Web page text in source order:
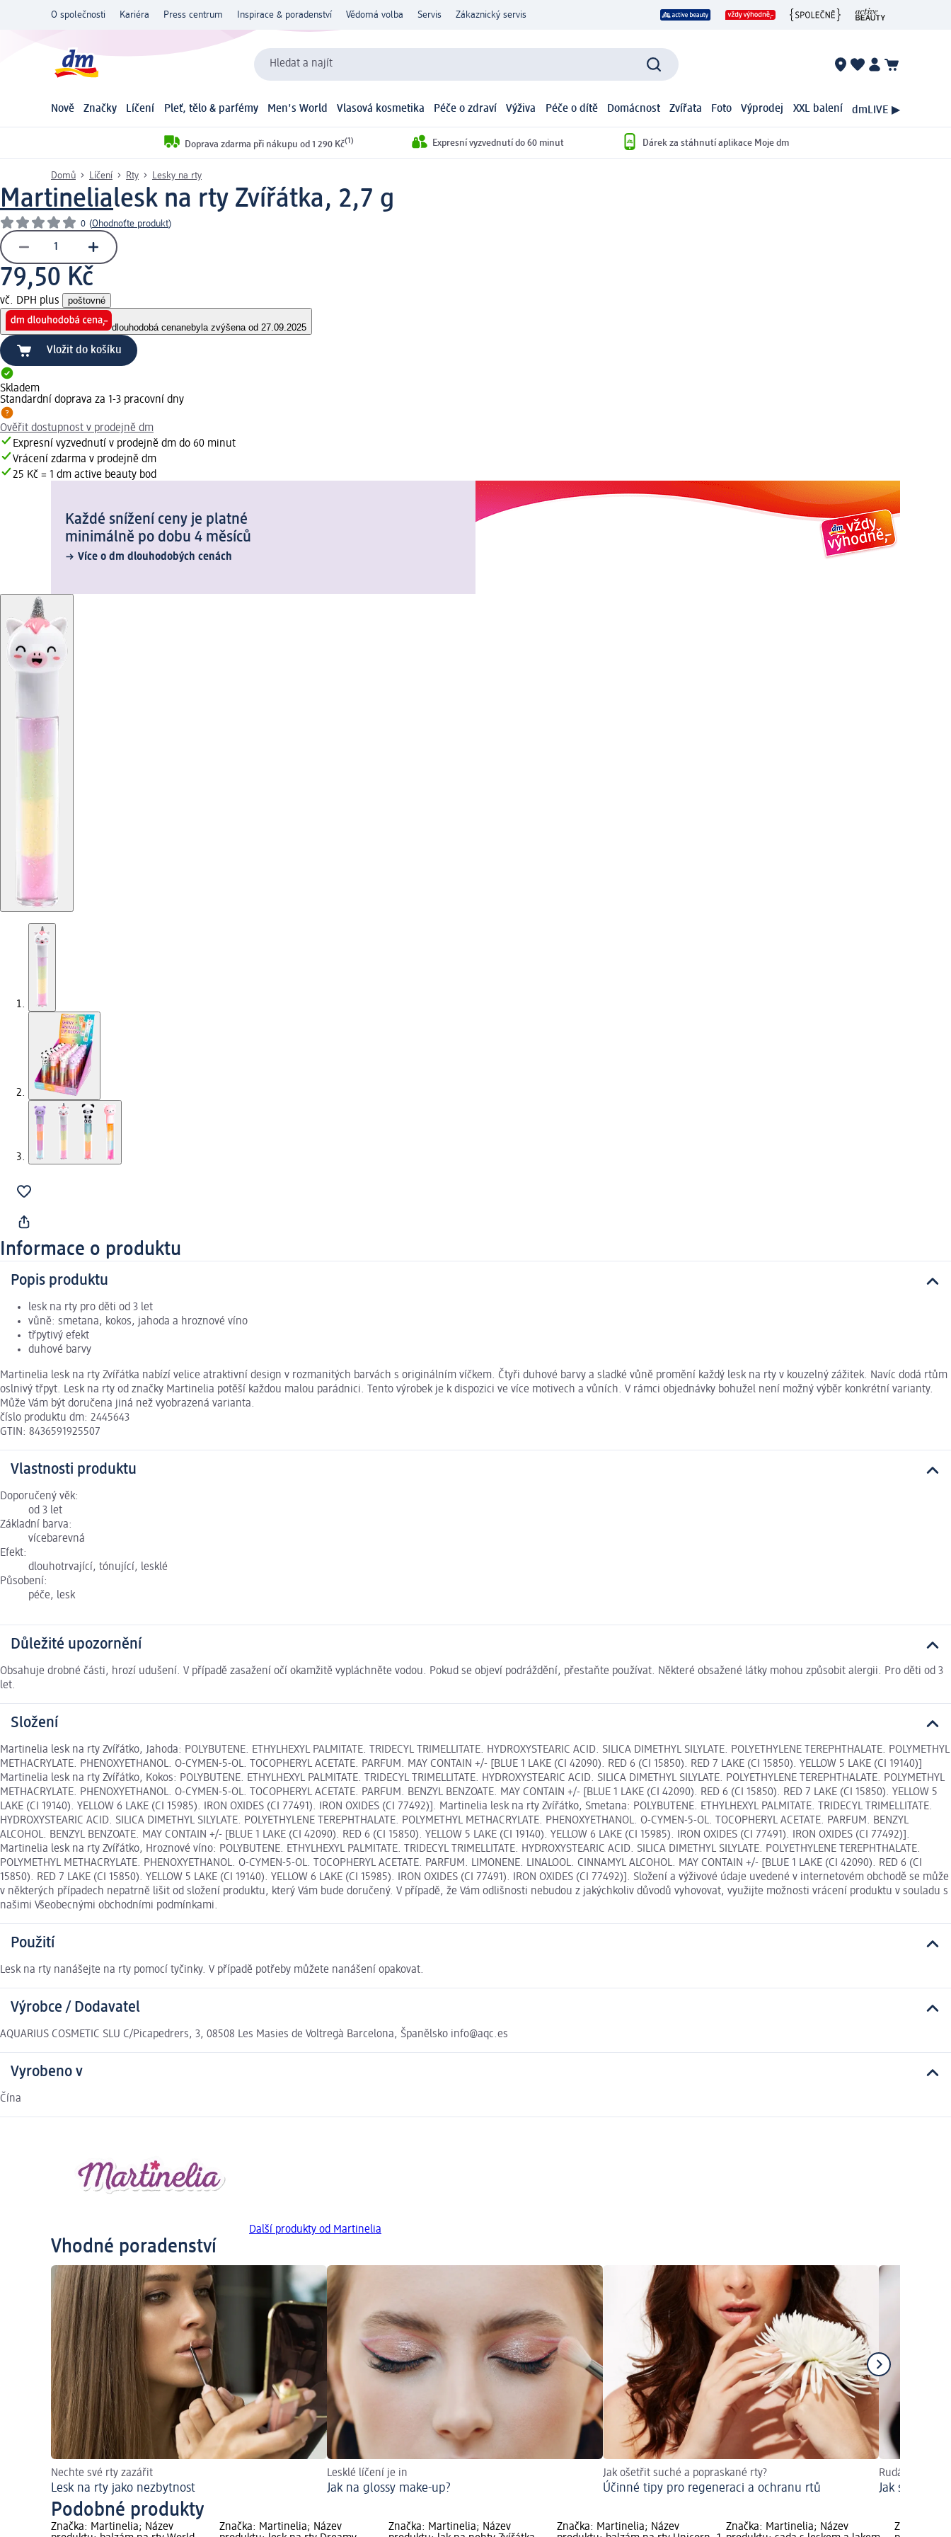
O společnosti Kariéra Press centrum Inspirace & poradenství Vědomá volba Servis Zákaznický servis
Hledat a najít
Nově Značky Líčení Pleť, tělo & parfémy Men's World Vlasová kosmetika Péče o zdraví Výživa Péče o dítě Domácnost Zvířata Foto Výprodej XXL balení dmLIVE ▶
Doprava zdarma při nákupu od 1 290 Kč(1) Expresní vyzvednutí do 60 minut Dárek za stáhnutí aplikace Moje dm
Domů Líčení Rty Lesky na rty
Martinelialesk na rty Zvířátka, 2,7 g
0 (Ohodnoťte produkt)
79,50 Kč
vč. DPH plus poštovné
dlouhodobá cenanebyla zvýšena od 27.09.2025
Vložit do košíku
Skladem
Standardní doprava za 1-3 pracovní dny
Ověřit dostupnost v prodejně dm
Expresní vyzvednutí v prodejně dm do 60 minut
Vrácení zdarma v prodejně dm
25 Kč = 1 dm active beauty bod
Každé snížení ceny je platné
minimálně po dobu 4 měsíců
Více o dm dlouhodobých cenách
Informace o produktu
Popis produktu
lesk na rty pro děti od 3 let
vůně: smetana, kokos, jahoda a hroznové víno
třpytivý efekt
duhové barvy
Martinelia lesk na rty Zvířátka nabízí velice atraktivní design v rozmanitých barvách s originálním víčkem. Čtyři duhové barvy a sladké vůně promění každý lesk na rty v kouzelný zážitek. Navíc dodá rtům
oslnivý třpyt. Lesk na rty od značky Martinelia potěší každou malou parádnici. Tento výrobek je k dispozici ve více motivech a vůních. V rámci objednávky bohužel není možný výběr konkrétní varianty.
Může Vám být doručena jiná než vyobrazená varianta.
číslo produktu dm: 2445643
GTIN: 8436591925507
Vlastnosti produktu
Doporučený věk:
od 3 let
Základní barva:
vícebarevná
Efekt:
dlouhotrvající, tónující, lesklé
Působení:
péče, lesk
Důležité upozornění
Obsahuje drobné části, hrozí udušení. V případě zasažení očí okamžitě vypláchněte vodou. Pokud se objeví podráždění, přestaňte používat. Některé obsažené látky mohou způsobit alergii. Pro děti od 3
let.
Složení
Martinelia lesk na rty Zvířátko, Jahoda: POLYBUTENE. ETHYLHEXYL PALMITATE. TRIDECYL TRIMELLITATE. HYDROXYSTEARIC ACID. SILICA DIMETHYL SILYLATE. POLYETHYLENE TEREPHTHALATE. POLYMETHYL
METHACRYLATE. PHENOXYETHANOL. O-CYMEN-5-OL. TOCOPHERYL ACETATE. PARFUM. MAY CONTAIN +/- [BLUE 1 LAKE (CI 42090). RED 6 (CI 15850). RED 7 LAKE (CI 15850). YELLOW 5 LAKE (CI 19140)]
Martinelia lesk na rty Zvířátko, Kokos: POLYBUTENE. ETHYLHEXYL PALMITATE. TRIDECYL TRIMELLITATE. HYDROXYSTEARIC ACID. SILICA DIMETHYL SILYLATE. POLYETHYLENE TEREPHTHALATE. POLYMETHYL
METHACRYLATE. PHENOXYETHANOL. O-CYMEN-5-OL. TOCOPHERYL ACETATE. PARFUM. BENZYL BENZOATE. MAY CONTAIN +/- [BLUE 1 LAKE (CI 42090). RED 6 (CI 15850). RED 7 LAKE (CI 15850). YELLOW 5
LAKE (CI 19140). YELLOW 6 LAKE (CI 15985). IRON OXIDES (CI 77491). IRON OXIDES (CI 77492)]. Martinelia lesk na rty Zvířátko, Smetana: POLYBUTENE. ETHYLHEXYL PALMITATE. TRIDECYL TRIMELLITATE.
HYDROXYSTEARIC ACID. SILICA DIMETHYL SILYLATE. POLYETHYLENE TEREPHTHALATE. POLYMETHYL METHACRYLATE. PHENOXYETHANOL. O-CYMEN-5-OL. TOCOPHERYL ACETATE. PARFUM. BENZYL
ALCOHOL. BENZYL BENZOATE. MAY CONTAIN +/- [BLUE 1 LAKE (CI 42090). RED 6 (CI 15850). YELLOW 5 LAKE (CI 19140). YELLOW 6 LAKE (CI 15985). IRON OXIDES (CI 77491). IRON OXIDES (CI 77492)].
Martinelia lesk na rty Zvířátko, Hroznové víno: POLYBUTENE. ETHYLHEXYL PALMITATE. TRIDECYL TRIMELLITATE. HYDROXYSTEARIC ACID. SILICA DIMETHYL SILYLATE. POLYETHYLENE TEREPHTHALATE.
POLYMETHYL METHACRYLATE. PHENOXYETHANOL. O-CYMEN-5-OL. TOCOPHERYL ACETATE. PARFUM. LIMONENE. LINALOOL. CINNAMYL ALCOHOL. MAY CONTAIN +/- [BLUE 1 LAKE (CI 42090). RED 6 (CI
15850). RED 7 LAKE (CI 15850). YELLOW 5 LAKE (CI 19140). YELLOW 6 LAKE (CI 15985). IRON OXIDES (CI 77491). IRON OXIDES (CI 77492)]. Složení a výživové údaje uvedené v internetovém obchodě se může
v některých případech nepatrně lišit od složení produktu, který Vám bude doručený. V případě, že Vám odlišnosti nebudou z jakýchkoliv důvodů vyhovovat, využijte možnosti vrácení produktu v souladu s
našimi Všeobecnými obchodními podmínkami.
Použití
Lesk na rty nanášejte na rty pomocí tyčinky. V případě potřeby můžete nanášení opakovat.
Výrobce / Dodavatel
AQUARIUS COSMETIC SLU C/Picapedrers, 3, 08508 Les Masies de Voltregà Barcelona, Španělsko info@aqc.es
Vyrobeno v
Čína
Další produkty od Martinelia
Vhodné poradenství
Nechte své rty zazářit
Lesk na rty jako nezbytnost
Lesklé líčení je in
Jak na glossy make-up?
Jak ošetřit suché a popraskané rty?
Účinné tipy pro regeneraci a ochranu rtů
Rudá jako
Jak si nalíčit
Podobné produkty
Značka: Martinelia; Název
Značka: Martinelia; Název
Značka: Martinelia; Název
Značka: Martinelia; Název
Značka: Martinelia; Název
Značka: